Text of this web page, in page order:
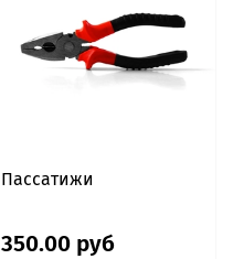
Пассатижи
350.00 руб